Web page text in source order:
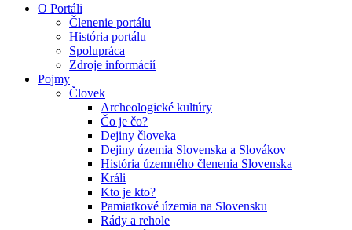
O Portáli
Členenie portálu
História portálu
Spolupráca
Zdroje informácií
Pojmy
Človek
Archeologické kultúry
Čo je čo?
Dejiny človeka
Dejiny územia Slovenska a Slovákov
História územného členenia Slovenska
Králi
Kto je kto?
Pamiatkové územia na Slovensku
Rády a rehole